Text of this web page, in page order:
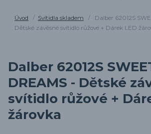
Úvod Svítidla skladem
Dalber 62012S
Dětské závěsné svítidlo růžové + Dárek LED
Dalber 62012S
DREAMS - Dětské
svítidlo růžové +
žárovka